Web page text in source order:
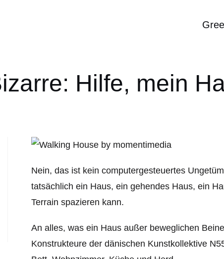
Hilfe, mein
Nein, das ist kein computergesteuertes
tatsächlich ein Haus, ein gehendes Haus, ein
Terrain spazieren kann.
An alles, was ein Haus außer beweglichen
Konstrukteure der dänischen Kunstkollektive